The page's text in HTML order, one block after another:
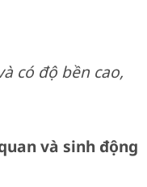
có độ bền cao,
và sinh động